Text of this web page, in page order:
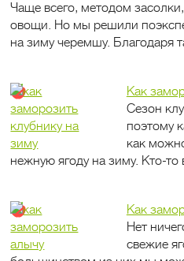
Чаще всего, методом
овощи. Но мы решили
на зиму черемшу. Благодаря
Как
Сезон
поэтому
как
нежную ягоду на зиму. Кто-то
Как
Нет
свежие